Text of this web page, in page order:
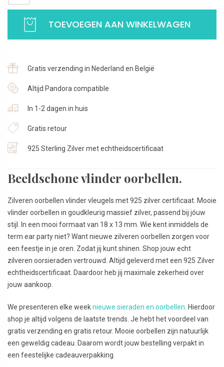
Oorstekers
color
925
Zilver
aantal
TOEVOEGEN AAN WINKELWAGEN
Gratis verzending in Nederland en België
Altijd Pandora compatible
In 1-2 dagen in huis
Gratis retour
925 Sterling Zilver met echtheidscertificaat
Beeldschone vlinder oorbellen.
Zilveren oorbellen vlinder vleugels met 925 zilver certificaat. Mooie
vlinder oorbellen in goudkleurig massief zilver, passend bij jóuw
stijl. In een mooi formaat van 18 x 13 mm. Wie kent inmiddels de
term ear party niet? Want nieuwe zilveren oorbellen zorgen voor
een feestje in je oren. Zodat jij kunt shinen. Shop jouw echt
zilveren oorsieraden vertrouwd. Altijd geleverd met een 925 Zilver
echtheidscertificaat. Daardoor heb jij maximale zekerheid over
jouw aankoop.
We presenteren elke weeknieuwe sieraden en oorbellen . Hierdoor
shop je altijd volgens de laatste trends. Je hebt het voordeel van
gratis verzending en gratis retour. Mooie oorbellen zijn natuurlijk
een geweldig cadeau. Daarom wordt jouw bestelling verpakt in
een feestelijke cadeauverpakking.